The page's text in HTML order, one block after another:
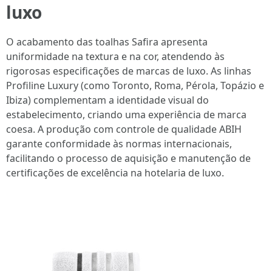
luxo
O acabamento das toalhas Safira apresenta
uniformidade na textura e na cor, atendendo às
rigorosas especificações de marcas de luxo. As linhas
Profiline Luxury (como Toronto, Roma, Pérola, Topázio e
Ibiza) complementam a identidade visual do
estabelecimento, criando uma experiência de marca
coesa. A produção com controle de qualidade ABIH
garante conformidade às normas internacionais,
facilitando o processo de aquisição e manutenção de
certificações de excelência na hotelaria de luxo.